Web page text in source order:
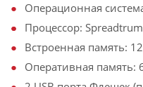
Операционная
Процессор:
Встроенная память:
Оперативная память: